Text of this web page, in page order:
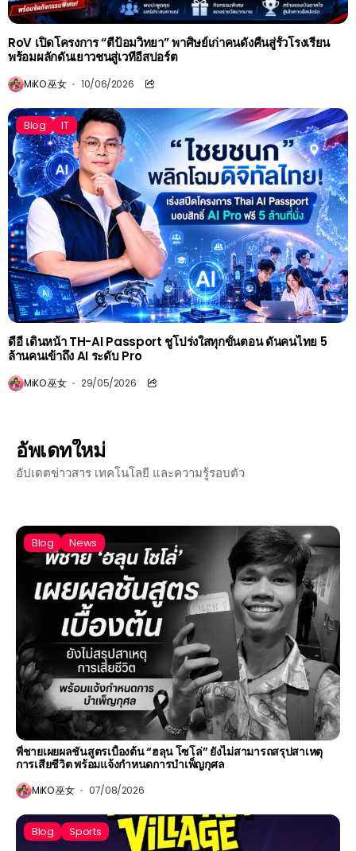
RoV เปิดโครงการ “ตีป้อมวิทยา” พาศิษย์เก่าคนดังคืนสู่รั้วโรงเรียน
พร้อมผลักดันเยาวชนสู่เวทีอีสปอร์ต
MiKO 巫女 10/06/2026
Blog IT
ดีอี เดินหน้า TH-AI Passport ชูโปร่งใสทุกขั้นตอน ดันคนไทย 5
ล้านคนเข้าถึง AI ระดับ Pro
MiKO 巫女 29/05/2026
อัพเดทใหม่
อัปเดตข่าวสาร เทคโนโลยี และความรู้รอบตัว
Blog News
พี่ชายเผยผลชันสูตรเบื้องต้น “ฮลุน โซโล่” ยังไม่สามารถสรุปสาเหตุ
การเสียชีวิต พร้อมแจ้งกำหนดการบำเพ็ญกุศล
MiKO 巫女 07/08/2026
Blog Sports